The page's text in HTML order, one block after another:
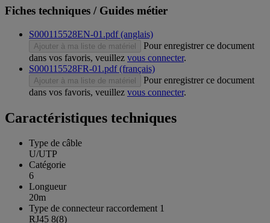
Fiches techniques / Guides métier
S000115528EN-01.pdf (anglais)
Ajouter à ma liste de matériel
Pour enregistrer ce document
dans vos favoris, veuillez vous connecter.
S000115528FR-01.pdf (français)
Ajouter à ma liste de matériel
Pour enregistrer ce document
dans vos favoris, veuillez vous connecter.
Caractéristiques techniques
Type de câble
U/UTP
Catégorie
6
Longueur
20m
Type de connecteur raccordement 1
RJ45 8(8)